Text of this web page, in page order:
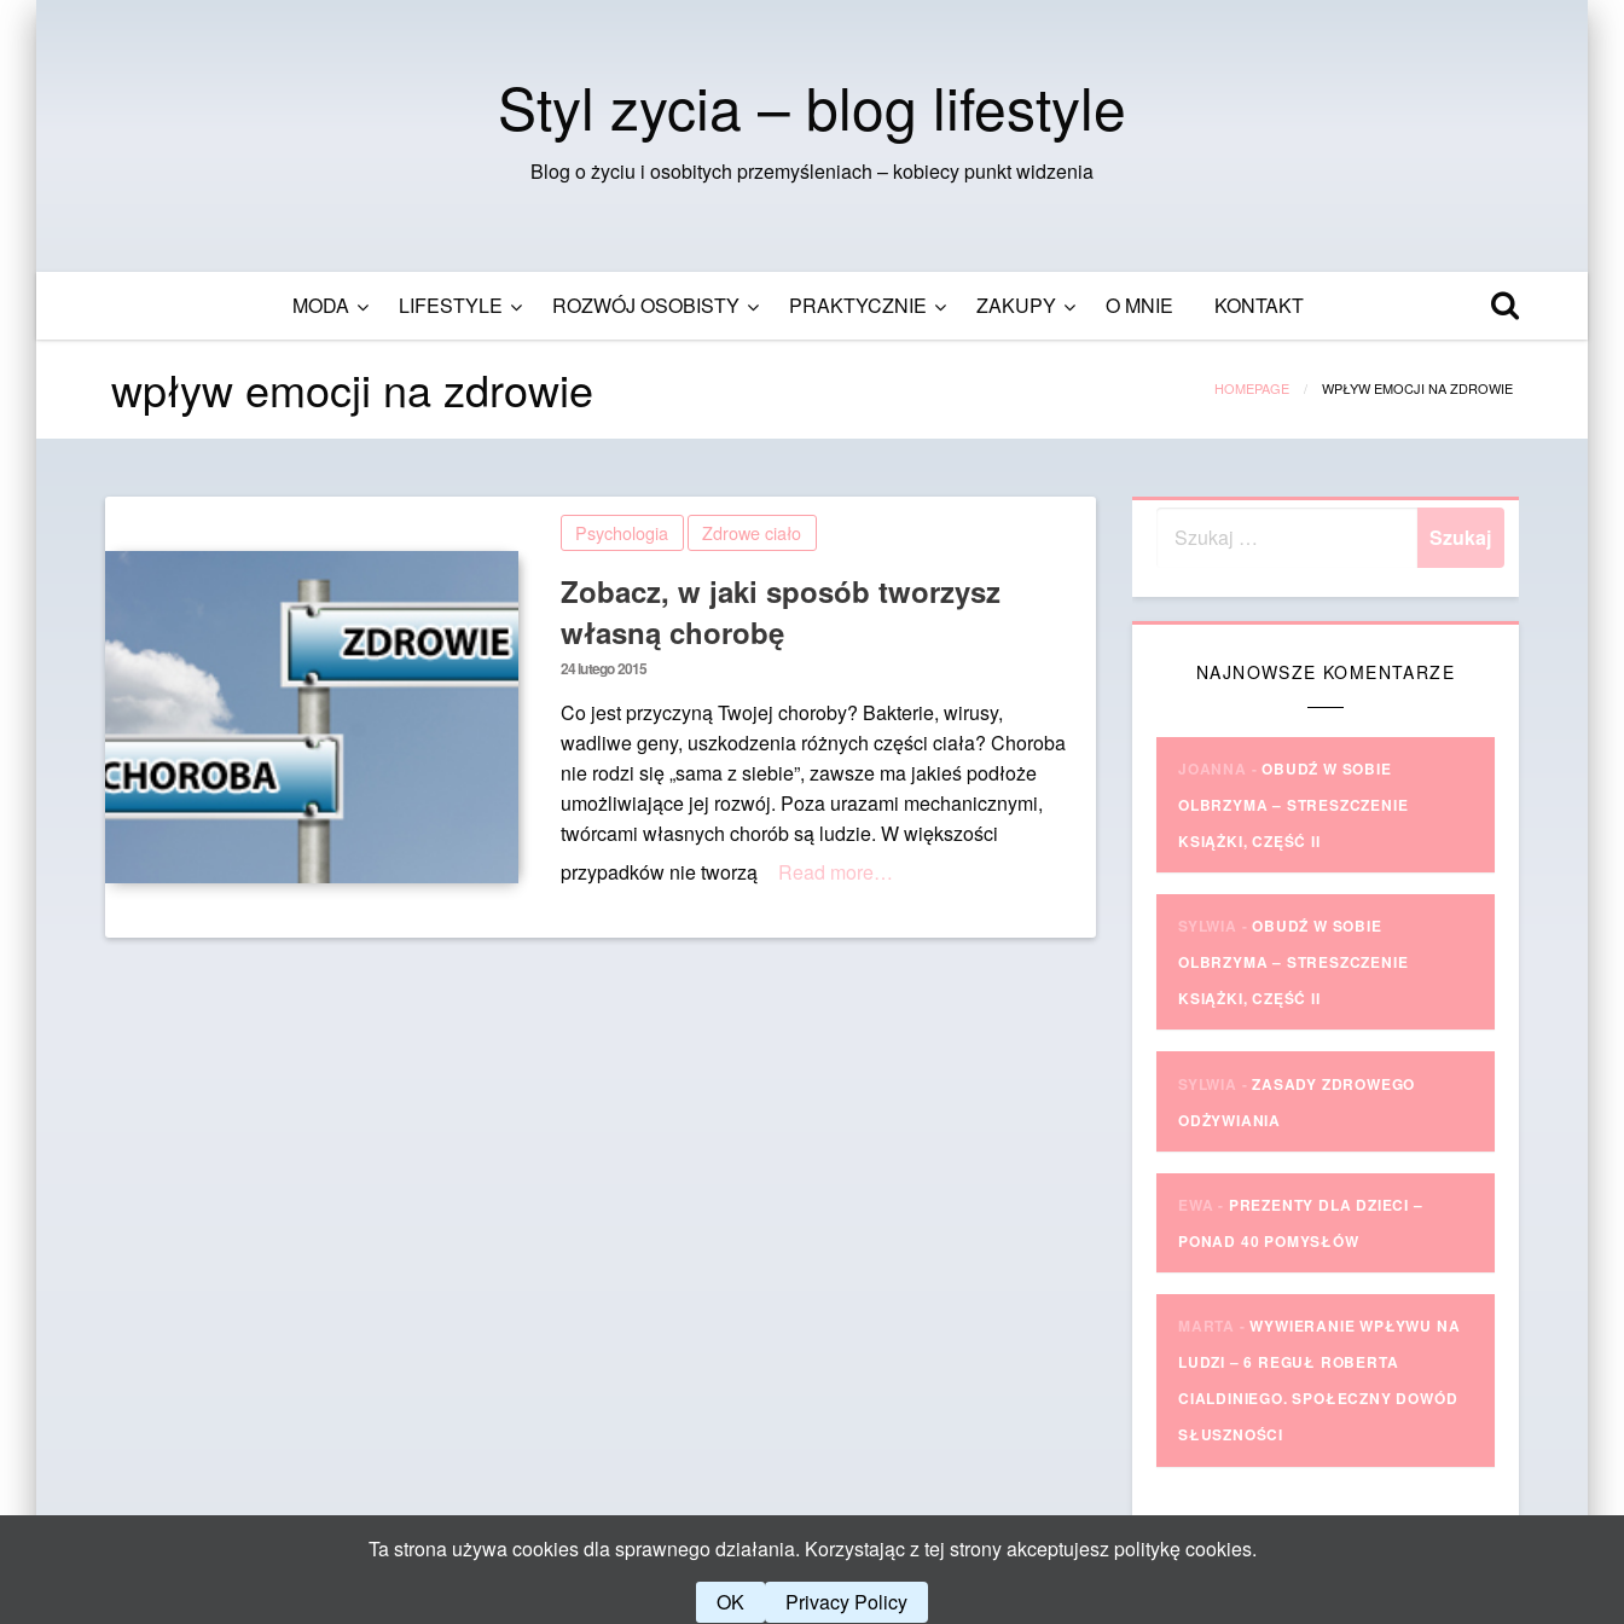
Styl zycia – blog lifestyle
Blog o życiu i osobitych przemyśleniach – kobiecy punkt widzenia
MODA LIFESTYLE ROZWÓJ OSOBISTY PRAKTYCZNIE ZAKUPY O MNIE KONTAKT
wpływ emocji na zdrowie HOMEPAGE WPŁYW EMOCJI NA ZDROWIE
Psychologia Zdrowe ciało
Zobacz, w jaki sposób tworzysz
własną chorobę
Posted
24 lutego 2015
Co jest przyczyną Twojej choroby? Bakterie, wirusy,
wadliwe geny, uszkodzenia różnych części ciała? Choroba
nie rodzi się „sama z siebie”, zawsze ma jakieś podłoże
umożliwiające jej rozwój. Poza urazami mechanicznymi,
twórcami własnych chorób są ludzie. W większości
przypadków nie tworzą
Read more…
NAJNOWSZE KOMENTARZE
JOANNA -OBUDŹ W SOBIE
OLBRZYMA – STRESZCZENIE
KSIĄŻKI, CZĘŚĆ II
SYLWIA -OBUDŹ W SOBIE
OLBRZYMA – STRESZCZENIE
KSIĄŻKI, CZĘŚĆ II
SYLWIA -ZASADY ZDROWEGO
ODŻYWIANIA
EWA - PREZENTY DLA DZIECI –
PONAD 40 POMYSŁÓW
MARTA -WYWIERANIE WPŁYWU NA
LUDZI – 6 REGUŁ ROBERTA
CIALDINIEGO. SPOŁECZNY DOWÓD
SŁUSZNOŚCI
Ta strona używa cookies dla sprawnego działania. Korzystając z tej strony akceptujesz politykę cookies.
OK
Privacy Policy